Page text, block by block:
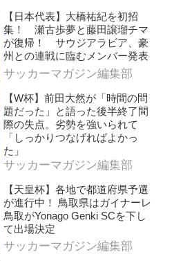
【日本代表】大橋祐紀を初招
集！ 瀬古歩夢と藤田譲瑠チマ
が復帰！ サウジアラビア、豪
州との連戦に臨むメンバー発表
サッカーマガジン編集部
【W杯】前田大然が「時間の問
題だった」と語った後半終了間
際の失点。劣勢を強いられて
「しっかりつなげればよかっ
た」
サッカーマガジン編集部
【天皇杯】各地で都道府県予選
が進行中！ 鳥取県はガイナーレ
鳥取がYonago Genki SCを下し
て出場決定
サッカーマガジン編集部